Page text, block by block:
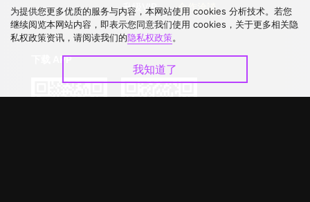
升级VIP
合作洽談
下载 APP
为提供您更多优质的服务与内容，本网站使用 cookies 分析技术。若您
继续阅览本网站内容，即表示您同意我们使用 cookies，关于更多相关隐
私权政策资讯，请阅读我们的隐私权政策。
我知道了